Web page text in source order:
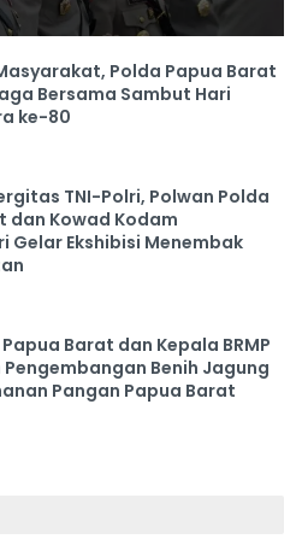
Polda Papua Barat
Bersama Sambut Hari
ke-80
TNI-Polri, Polwan Polda
dan Kowad Kodam
Gelar Ekshibisi Menembak
Barat dan Kepala BRMP
Benih Jagung
Pangan Papua Barat